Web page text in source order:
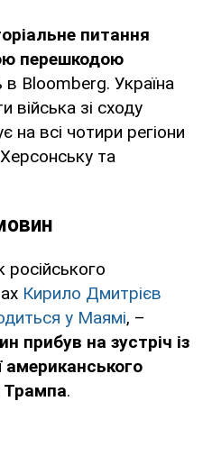
питання
перешкодою
Bloomberg. Україна
війська зі сходу
на всі чотири регіони
та
Кирило Дмитрієв
у Маямі, –
прибув на зустріч із
американського
Трампа.